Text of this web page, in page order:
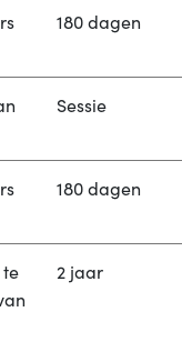
180 dagen
Sessie
180 dagen
2 jaar